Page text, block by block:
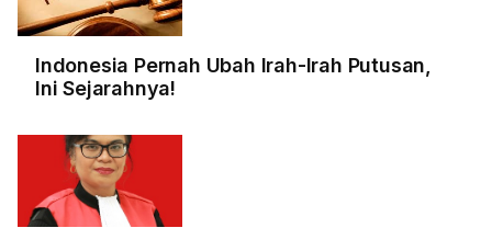
Indonesia Pernah Ubah Irah-Irah Putusan,
Ini Sejarahnya!